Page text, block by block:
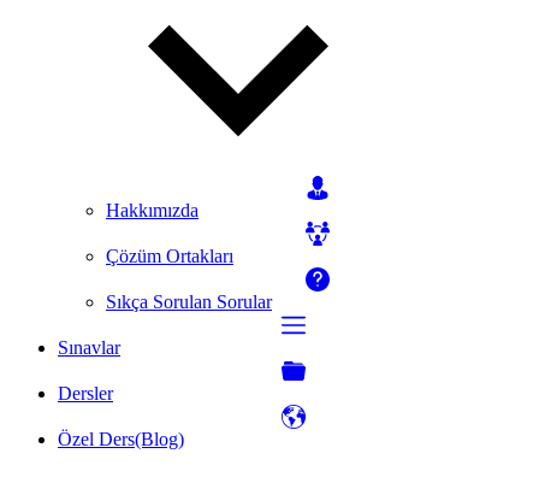
Hakkımızda
Çözüm Ortakları
Sıkça Sorulan Sorular
Sınavlar
Dersler
Özel Ders(Blog)